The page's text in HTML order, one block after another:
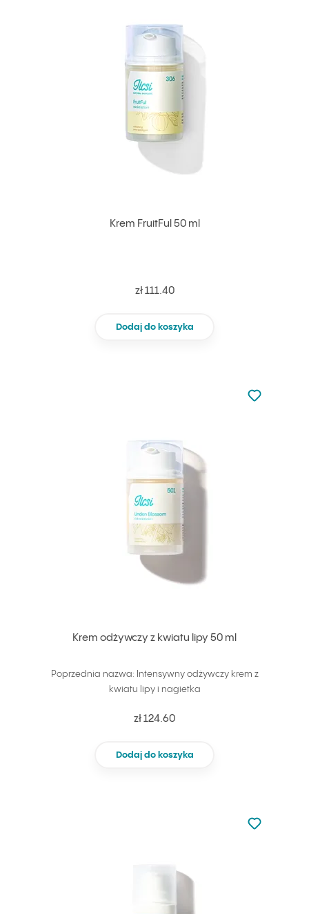
Krem FruitFul 50 ml
zł 111.40
Dodaj do koszyka
Krem odżywczy z kwiatu lipy 50 ml
Poprzednia nazwa: Intensywny odżywczy krem z
kwiatu lipy i nagietka
zł 124.60
Dodaj do koszyka
Nie dodano
Dodaj do
Nie dodano
Dodaj do